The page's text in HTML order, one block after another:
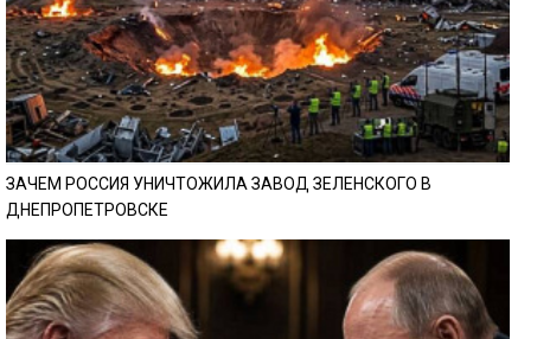
ЗАЧЕМ РОССИЯ УНИЧТОЖИЛА ЗАВОД ЗЕЛЕНСКОГО В
ДНЕПРОПЕТРОВСКЕ